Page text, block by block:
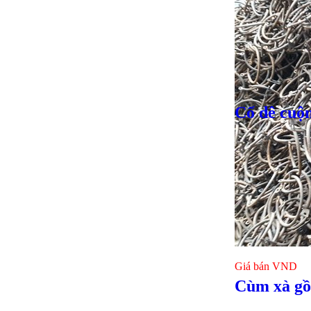
Giá bánVND
Giá bán VND
Cổ dê
Cùm xà gồ